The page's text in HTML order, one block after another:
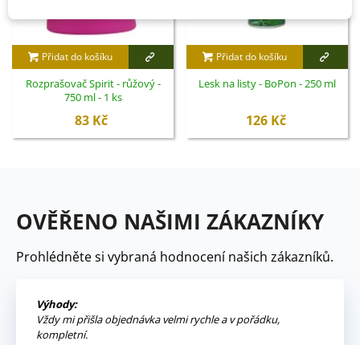
Přidat do košíku
Rozprašovač Spirit - růžový -
750 ml - 1 ks
83 Kč
Přidat do košíku
Lesk na listy - BoPon - 250 ml
126 Kč
OVĚŘENO NAŠIMI ZÁKAZNÍKY
Prohlédněte si vybraná hodnocení našich zákazníků.
Výhody:
Vždy mi přišla objednávka velmi rychle a v pořádku,
kompletní.